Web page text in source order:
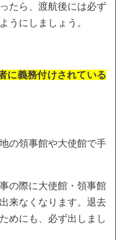
たら、渡航後には必ず
うにしましょう。
に義務付けされている
の領事館や大使館で手
の際に大使館・領事館
来なくなります。退去
めにも、必ず出しまし